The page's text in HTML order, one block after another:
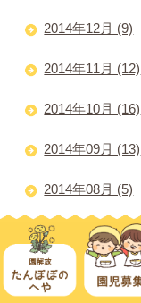
2014年12月 (9)
2014年11月 (12)
2014年10月 (16)
2014年09月 (13)
2014年08月 (5)